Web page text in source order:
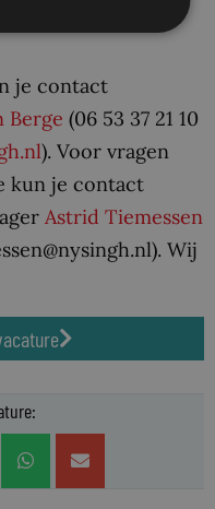
je contact
Berge (06 53 37 21 10
). Voor vragen
kun je contact
Astrid Tiemessen
Wij